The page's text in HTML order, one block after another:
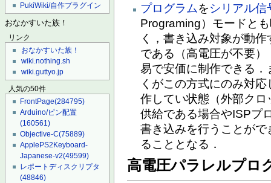
PukiWiki/自作プラグイン
おなかすいた族！
リンク
おなかすいた族！
wiki.nothing.sh
wiki.guttyo.jp
人気の50件
FrontPage(284795)
Arduino/ピン配置
(160561)
Objective-C(75889)
ApplePS2Keyboard-
Japanese-v2(49599)
レポートディスクリプタ
(48846)
プログラムをシリアル信
Programing）モードと
く，書き込み対象が動
である（高電圧が不要
易で安価に制作できる
くがこの方式にのみ対
作してい状態（外部ク
供給である場合やISPプ
書き込みを行うことが
ることとなる．
高電圧パラレルプロ